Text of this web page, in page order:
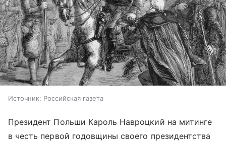
Источник: Российская газета
Президент Польши Кароль Навроцкий на митинге
в честь первой годовщины своего президентства